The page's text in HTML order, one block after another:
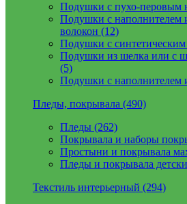
Подушки с пухо-перовым
Подушки с наполнителем
волокон (12)
Подушки с
Подушки из шелка или с
(5)
Подушки с наполнителем
Пледы, покрывала (490)
Пледы (262)
Покрывала и наборы
Простыни и покрывала
Пледы и покрывала
Текстиль интерьерный (294)